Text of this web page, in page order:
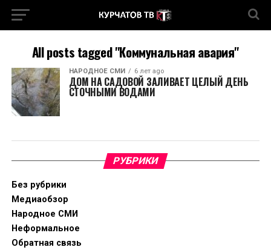
All posts tagged "Коммунальная авария"
НАРОДНОЕ СМИ 6 лет ago
ДОМ НА САДОВОЙ ЗАЛИВАЕТ ЦЕЛЫЙ ДЕНЬ
СТОЧНЫМИ ВОДАМИ
РУБРИКИ
Без рубрики
Медиаобзор
Народное СМИ
Неформальное
Обратная связь